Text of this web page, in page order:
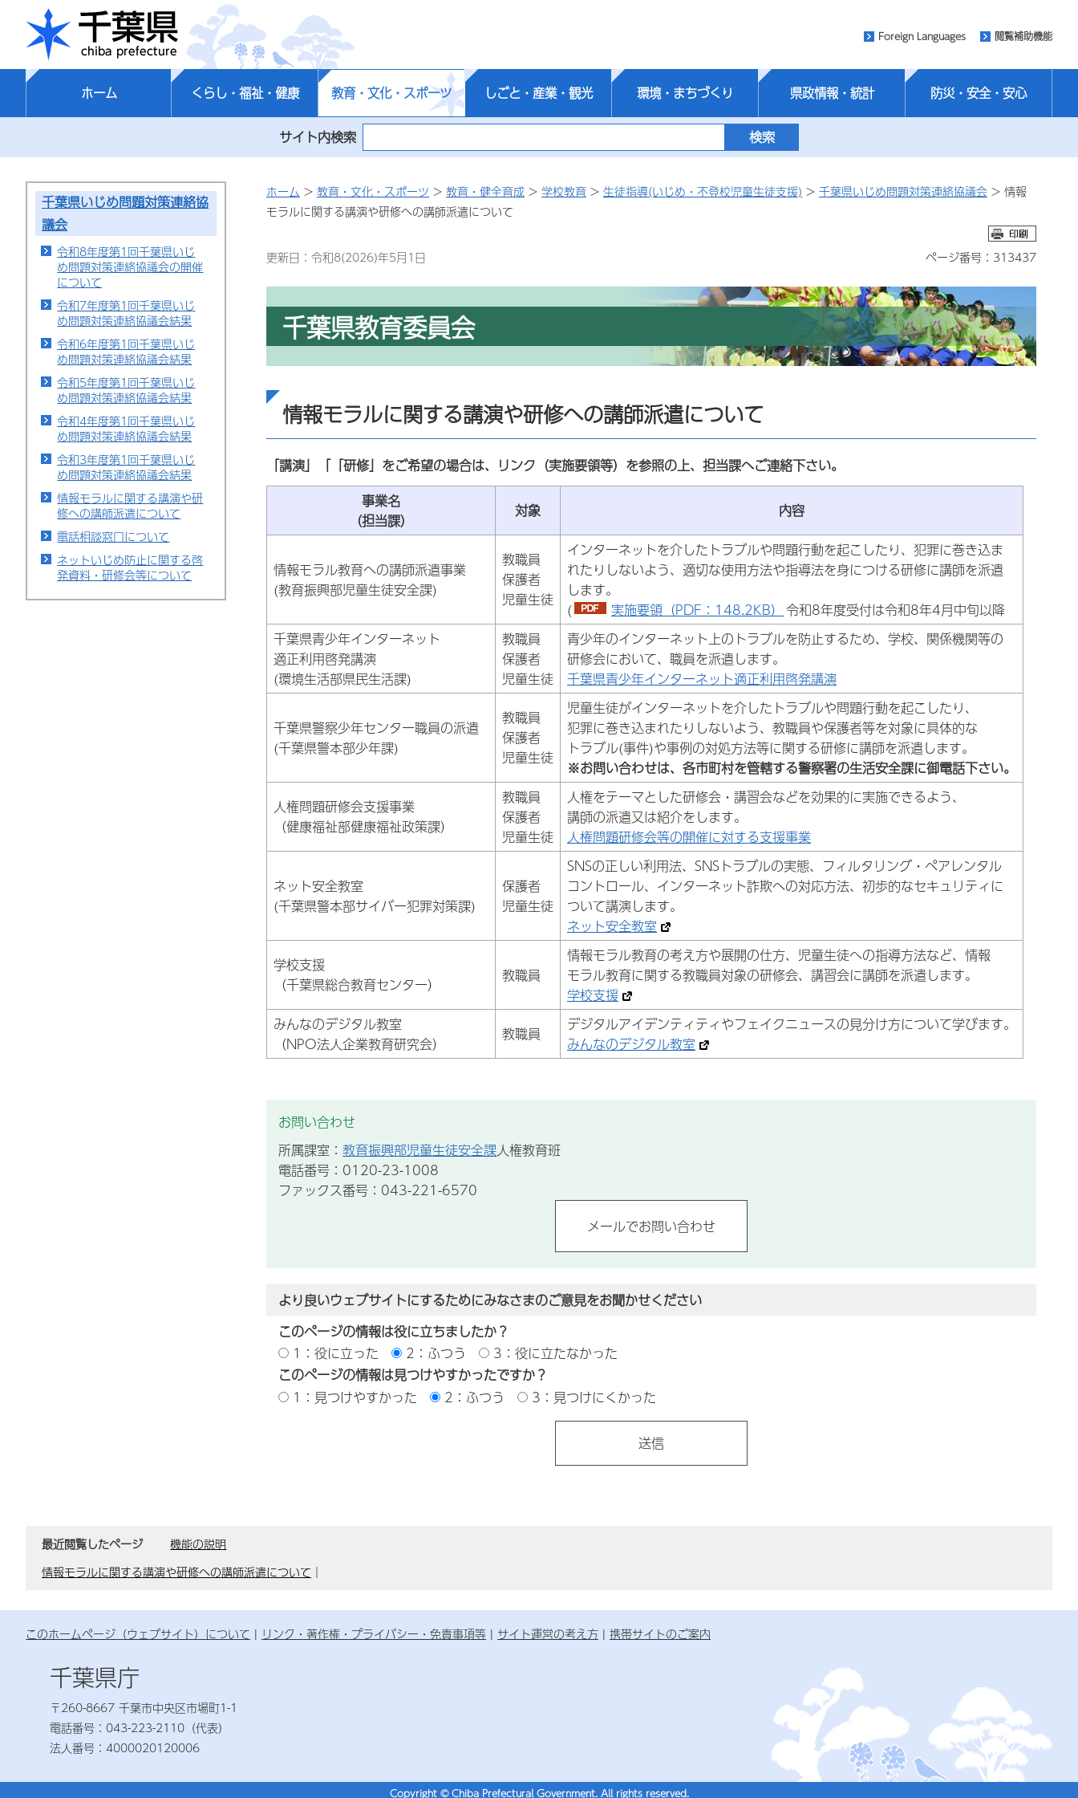
千葉県
Foreign Languages 閲覧補助機能
ホーム くらし・福祉・健康 教育・文化・スポーツ しごと・産業・観光 環境・まちづくり 県政情報・統計 防災・安全・安心
サイト内検索
千葉県いじめ問題対策連絡協
議会
令和8年度第1回千葉県いじ
め問題対策連絡協議会の開催
について
令和7年度第1回千葉県いじ
め問題対策連絡協議会結果
令和6年度第1回千葉県いじ
め問題対策連絡協議会結果
令和5年度第1回千葉県いじ
め問題対策連絡協議会結果
令和4年度第1回千葉県いじ
め問題対策連絡協議会結果
令和3年度第1回千葉県いじ
め問題対策連絡協議会結果
情報モラルに関する講演や研
修への講師派遣について
電話相談窓口について
ネットいじめ防止に関する啓
発資料・研修会等について
ホーム > 教育・文化・スポーツ > 教育・健全育成 > 学校教育 > 生徒指導(いじめ・不登校児童生徒支援) > 千葉県いじめ問題対策連絡協議会 > 情報
モラルに関する講演や研修への講師派遣について
更新日：令和8(2026)年5月1日 ページ番号：313437
千葉県教育委員会
情報モラルに関する講演や研修への講師派遣について
「講演」「「研修」をご希望の場合は、リンク（実施要領等）を参照の上、担当課へご連絡下さい。
事業名
（担当課）
対象 内容
情報モラル教育への講師派遣事業
(教育振興部児童生徒安全課)
教職員
保護者
児童生徒
インターネットを介したトラブルや問題行動を起こしたり、犯罪に巻き込ま
れたりしないよう、適切な使用方法や指導法を身につける研修に講師を派遣
します。
(
実施要領（PDF：148.2KB） 令和8年度受付は令和8年4月中旬以降
千葉県青少年インターネット
適正利用啓発講演
(環境生活部県民生活課)
教職員
保護者
児童生徒
青少年のインターネット上のトラブルを防止するため、学校、関係機関等の
研修会において、職員を派遣します。
千葉県青少年インターネット適正利用啓発講演
千葉県警察少年センター職員の派遣
(千葉県警本部少年課)
教職員
保護者
児童生徒
児童生徒がインターネットを介したトラブルや問題行動を起こしたり、
犯罪に巻き込まれたりしないよう、教職員や保護者等を対象に具体的な
トラブル(事件)や事例の対処方法等に関する研修に講師を派遣します。
※お問い合わせは、各市町村を管轄する警察署の生活安全課に御電話下さい。
人権問題研修会支援事業
（健康福祉部健康福祉政策課）
教職員
保護者
児童生徒
人権をテーマとした研修会・講習会などを効果的に実施できるよう、
講師の派遣又は紹介をします。
人権問題研修会等の開催に対する支援事業
ネット安全教室
(千葉県警本部サイバー犯罪対策課)
保護者
児童生徒
SNSの正しい利用法、SNSトラブルの実態、フィルタリング・ペアレンタル
コントロール、インターネット詐欺への対応方法、初歩的なセキュリティに
ついて講演します。
ネット安全教室
学校支援
（千葉県総合教育センター）
教職員
情報モラル教育の考え方や展開の仕方、児童生徒への指導方法など、情報
モラル教育に関する教職員対象の研修会、講習会に講師を派遣します。
学校支援
みんなのデジタル教室
（NPO法人企業教育研究会）
教職員
デジタルアイデンティティやフェイクニュースの見分け方について学びます。
みんなのデジタル教室
お問い合わせ
所属課室： 教育振興部児童生徒安全課人権教育班
電話番号：0120-23-1008
ファックス番号：043-221-6570
より良いウェブサイトにするためにみなさまのご意見をお聞かせください
このページの情報は役に立ちましたか？
1：役に立った
2：ふつう
3：役に立たなかった
このページの情報は見つけやすかったですか？
1：見つけやすかった
2：ふつう 3：見つけにくかった
最近閲覧したページ
機能の説明
情報モラルに関する講演や研修への講師派遣について ｜
このホームページ（ウェブサイト）について リンク・著作権・プライバシー・免責事項等 サイト運営の考え方 携帯サイトのご案内
千葉県庁
〒260-8667 千葉市中央区市場町1-1
電話番号：043-223-2110（代表）
法人番号：4000020120006
Copyright © Chiba Prefectural Government. All rights reserved.